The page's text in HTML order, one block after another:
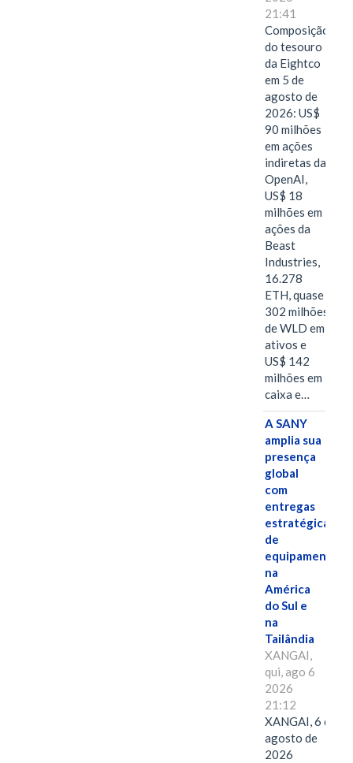
21:41
Composição
do tesouro
da Eightco
em 5 de
agosto de
2026: US$
90 milhões
em ações
indiretas da
OpenAI,
US$ 18
milhões em
ações da
Beast
Industries,
16.278
ETH, quase
302 milhões
de WLD em
ativos e
US$ 142
milhões em
caixa e…
A SANY
amplia sua
presença
global
com
entregas
estratégicas
de
equipamentos
na
América
do Sul e
na
Tailândia
XANGAI,
qui, ago 6
2026
21:12
XANGAI, 6 de
agosto de
2026